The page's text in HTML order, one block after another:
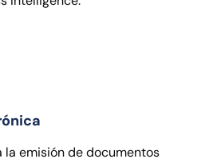
emisión de documentos